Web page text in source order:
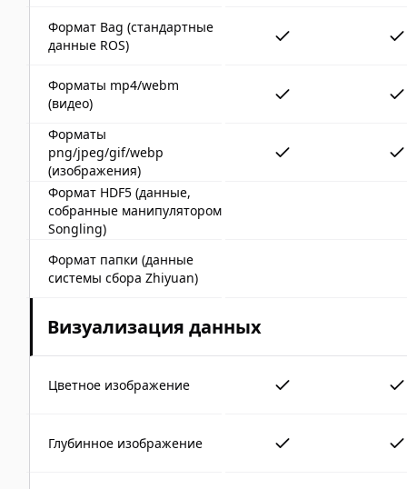
Формат Bag (стандартные
данные ROS)
Форматы mp4/webm
(видео)
Форматы
png/jpeg/gif/webp
(изображения)
Формат HDF5 (данные,
собранные манипулятором
Songling)
Формат папки (данные
системы сбора Zhiyuan)
Визуализация данных
Цветное изображение
Глубинное изображение